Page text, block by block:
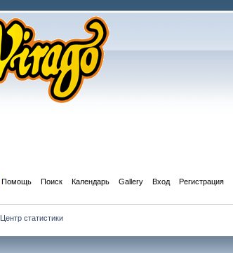
Помощь Поиск Календарь Gallery Вход Регистрация
Центр статистики